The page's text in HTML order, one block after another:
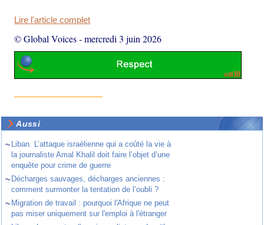
Lire l'article complet
© Global Voices-mercredi 3 juin 2026
Aussi
~ Liban. L’attaque israélienne qui a coûté la vie à
la journaliste Amal Khalil doit faire l’objet d’une
enquête pour crime de guerre
~ Décharges sauvages, décharges anciennes :
comment surmonter la tentation de l’oubli ?
~ Migration de travail : pourquoi l'Afrique ne peut
pas miser uniquement sur l'emploi à l'étranger